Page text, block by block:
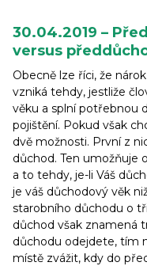
30.04.2019 –
versus
Obecně lze říci, že
vzniká tehdy, jestliže
věku a splní potřebnou
pojištění. Pokud však
dvě možnosti. První z
důchod. Ten umožňuje
a to tehdy, je-li Váš
je váš důchodový věk
starobního důchodu o
důchod však znamená
důchodu odejdete, tím
místě zvážit, kdy do